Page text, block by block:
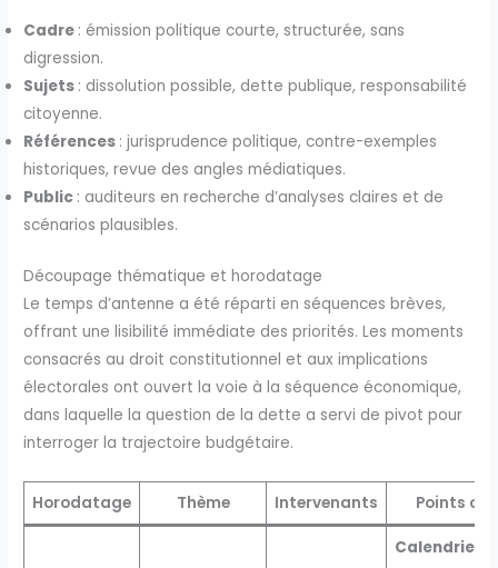
Cadre : émission politique courte, structurée, sans
digression.
Sujets : dissolution possible, dette publique, responsabilité
citoyenne.
Références : jurisprudence politique, contre-exemples
historiques, revue des angles médiatiques.
Public : auditeurs en recherche d’analyses claires et de
scénarios plausibles.
Découpage thématique et horodatage
Le temps d’antenne a été réparti en séquences brèves,
offrant une lisibilité immédiate des priorités. Les moments
consacrés au droit constitutionnel et aux implications
électorales ont ouvert la voie à la séquence économique,
dans laquelle la question de la dette a servi de pivot pour
interroger la trajectoire budgétaire.
Horodatage Thème Intervenants Points
Calendrier